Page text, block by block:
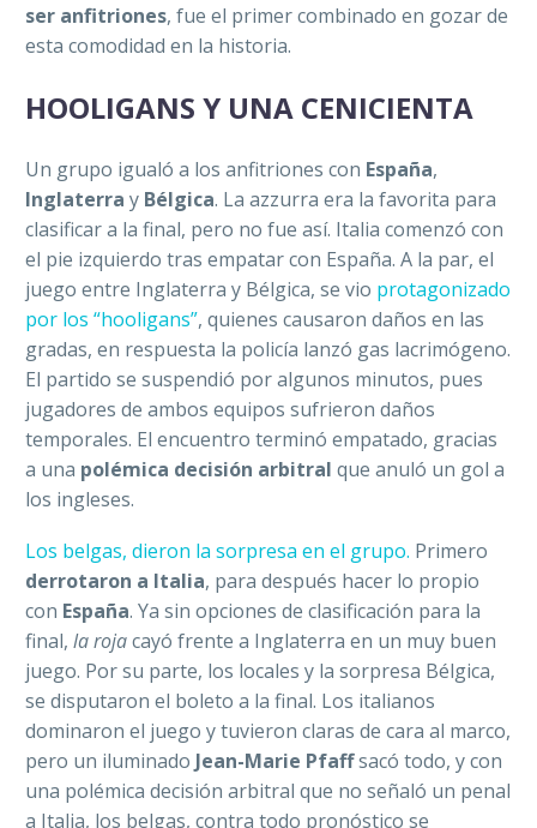
ser anfitriones, fue el primer combinado en gozar de
esta comodidad en la historia.
HOOLIGANS Y UNA CENICIENTA
Un grupo igualó a los anfitriones con España,
Inglaterra y Bélgica. La azzurra era la favorita para
clasificar a la final, pero no fue así. Italia comenzó con
el pie izquierdo tras empatar con España. A la par, el
juego entre Inglaterra y Bélgica, se vio protagonizado
por los “hooligans”, quienes causaron daños en las
gradas, en respuesta la policía lanzó gas lacrimógeno.
El partido se suspendió por algunos minutos, pues
jugadores de ambos equipos sufrieron daños
temporales. El encuentro terminó empatado, gracias
a una polémica decisión arbitral que anuló un gol a
los ingleses.
Los belgas, dieron la sorpresa en el grupo. Primero
derrotaron a Italia, para después hacer lo propio
con España. Ya sin opciones de clasificación para la
final, la rojacayó frente a Inglaterra en un muy buen
juego. Por su parte, los locales y la sorpresa Bélgica,
se disputaron el boleto a la final. Los italianos
dominaron el juego y tuvieron claras de cara al marco,
pero un iluminado Jean-Marie Pfaffsacó todo, y con
una polémica decisión arbitral que no señaló un penal
a Italia, los belgas, contra todo pronóstico se